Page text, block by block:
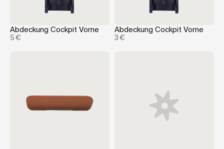
Abdeckung Cockpit Vorne
5 €
Abdeckung Cockpit Vorne
3 €